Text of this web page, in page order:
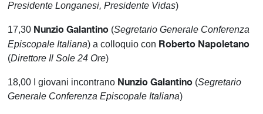
Presidente Longanesi, Presidente Vidas)
17,30 Nunzio Galantino (Segretario Generale Conferenza
Episcopale Italiana) a colloquio con Roberto Napoletano
(Direttore Il Sole 24 Ore)
18,00 I giovani incontrano Nunzio Galantino (Segretario
Generale Conferenza Episcopale Italiana)